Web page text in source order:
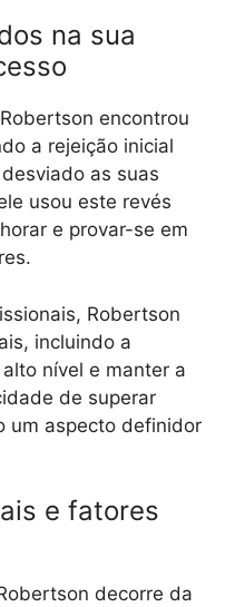
na sua
encontrou
a rejeição inicial
as suas
usou este revés
e provar-se em
Robertson
incluindo a
nível e manter a
de superar
um aspecto definidor
e fatores
decorre da